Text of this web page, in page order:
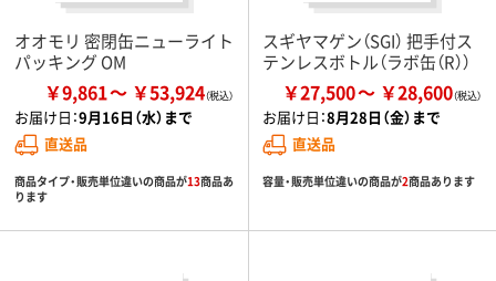
オオモリ 密閉缶ニューライト
パッキング OM
￥9,861 ￥53,924
お届け日：9月16日（水）まで
直送品
商品タイプ・販売単位違いの商品が13商品あ
ります
スギヤマゲン（SGI） 把手付ス
テンレスボトル（ラボ缶（R））
￥27,500 ￥28,600
お届け日：8月28日（金）まで
直送品
容量・販売単位違いの商品が2商品あります